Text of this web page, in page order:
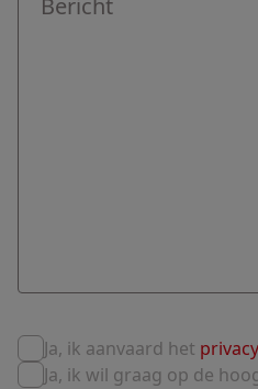
Ja, ik aanvaard het
Ja, ik wil graag op de